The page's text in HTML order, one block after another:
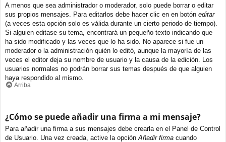
A menos que sea administrador o moderador, solo puede borrar o editar
sus propios mensajes. Para editarlos debe hacer clic en en botón editar
(a veces esta opción solo es válida durante un cierto periodo de tiempo).
Si alguien editase su tema, encontrará un pequeño texto indicando que
ha sido modificado y las veces que lo ha sido. No aparece si fue un
moderador o la administración quién lo editó, aunque la mayoría de las
veces el editor deja su nombre de usuario y la causa de la edición. Los
usuarios normales no podrán borrar sus temas después de que alguien
haya respondido al mismo.
Arriba
¿Cómo se puede añadir una firma a mi mensaje?
Para añadir una firma a sus mensajes debe crearla en el Panel de Control
de Usuario. Una vez creada, active la opción Añadir firma cuando